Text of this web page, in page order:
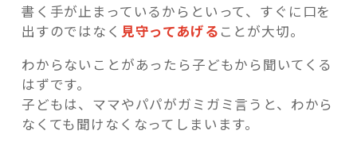
書く手が止まっているからといって、すぐに口を
出すのではなく 見守ってあげる ことが大切。
わからないことがあったら子どもから聞いてくる
はずです。
子どもは、ママやパパがガミガミ言うと、わから
なくても聞けなくなってしまいます。